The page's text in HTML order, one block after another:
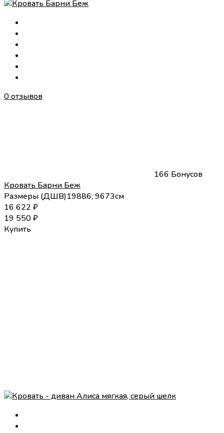
0 отзывов
166 Бонусов
Кровать Барни Беж
Размеры (ДШВ)19886; 9673см
16 622 ₽
19 550₽
Купить